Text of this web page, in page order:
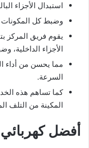
استبدال الأجزاء
وضبط كل المكونات
يقوم فريق المركز
الأجزاء الداخلية،
مما يحسن من أداء
السرعة.
كما تساهم هذه
المكينة من التلف
أفضل